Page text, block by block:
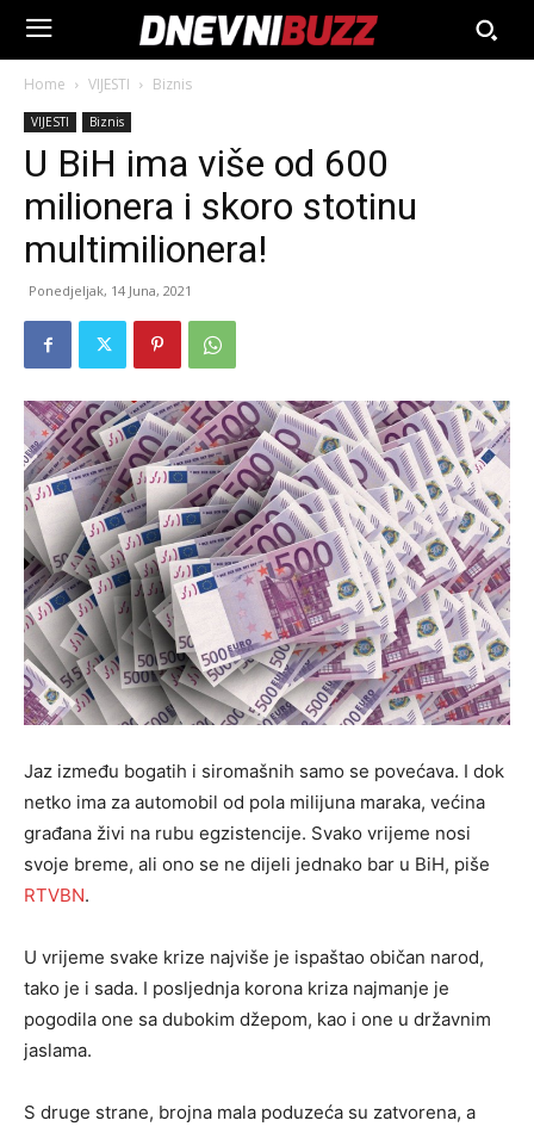
Home VIJESTI Biznis
VIJESTI Biznis
U BiH ima više od 600
milionera i skoro stotinu
multimilionera!
Ponedjeljak, 14 Juna, 2021
Jaz između bogatih i siromašnih samo se povećava. I dok
netko ima za automobil od pola milijuna maraka, većina
građana živi na rubu egzistencije. Svako vrijeme nosi
svoje breme, ali ono se ne dijeli jednako bar u BiH, piše
RTVBN.
U vrijeme svake krize najviše je ispaštao običan narod,
tako je i sada. I posljednja korona kriza najmanje je
pogodila one sa dubokim džepom, kao i one u državnim
jaslama.
S druge strane, brojna mala poduzeća su zatvorena, a